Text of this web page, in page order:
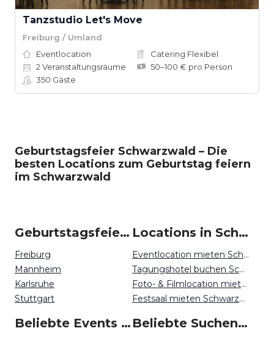
Tanzstudio Let's Move
Freiburg / Umland
Eventlocation
Catering Flexibel
2 Veranstaltungsräume
50–100 € pro Person
350 Gäste
Geburtstagsfeier Schwarzwald – Die
besten Locations zum Geburtstag feiern
im Schwarzwald
Geburtstagsfeiern um Schwarzwald
Freiburg
Mannheim
Karlsruhe
Stuttgart
Locations in Schwarzwald mieten
Eventlocation mieten Schwarzwald
Tagungshotel buchen Schwarzwald
Foto- & Filmlocation mieten Schwarzwald
Festsaal mieten Schwarzwald
Beliebte Events in Schwarzwald Beliebte Suchen auf Event Inc